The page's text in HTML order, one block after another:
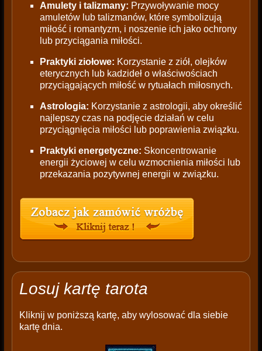
Amulety i talizmany: Przywoływanie mocy
amuletów lub talizmanów, które symbolizują
miłość i romantyzm, i noszenie ich jako ochrony
lub przyciągania miłości.
Praktyki ziołowe: Korzystanie z ziół, olejków
eterycznych lub kadzideł o właściwościach
przyciągających miłość w rytuałach miłosnych.
Astrologia: Korzystanie z astrologii, aby określić
najlepszy czas na podjęcie działań w celu
przyciągnięcia miłości lub poprawienia związku.
Praktyki energetyczne: Skoncentrowanie
energii życiowej w celu wzmocnienia miłości lub
przekazania pozytywnej energii w związku.
Losuj kartę tarota
Kliknij w poniższą kartę, aby wylosować dla siebie
kartę dnia.